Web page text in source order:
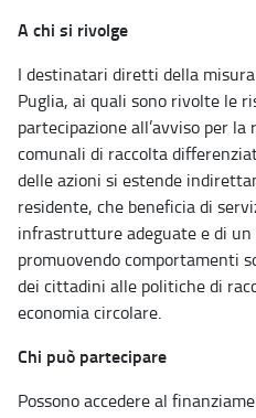
A chi si rivolge
I destinatari diretti della
Puglia, ai quali sono rivolte le
partecipazione all’avviso per
comunali di raccolta
delle azioni si estende
residente, che beneficia di
infrastrutture adeguate e di
promuovendo comportamenti
dei cittadini alle politiche di
economia circolare.
Chi può partecipare
Possono accedere al